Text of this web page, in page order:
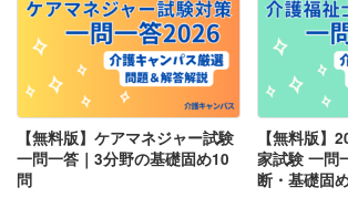
【無料版】ケアマネジャー試験
一問一答｜3分野の基礎固め10
問
【無料版】
家試験 一問
断・基礎固